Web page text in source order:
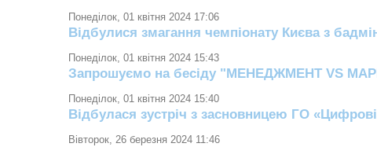
Понеділок, 01 квітня 2024 17:06
Відбулися змагання чемпіонату Києва з
Понеділок, 01 квітня 2024 15:43
Запрошуємо на бесіду "МЕНЕДЖМЕНТ VS
Понеділок, 01 квітня 2024 15:40
Відбулася зустріч з засновницею ГО
Вівторок, 26 березня 2024 11:46